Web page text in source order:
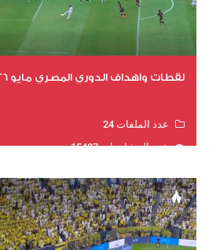
لقطات واهداف الدوري المصري مايو 2026
عدد الملفات 24
عدد المشاهدات 15487